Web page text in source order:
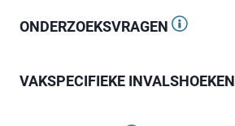
ONDERZOEKSVRAGEN
VAKSPECIFIEKE INVALSHOEKEN